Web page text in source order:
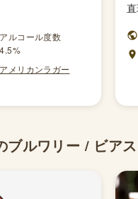
アルコール度数
4.5%
アメリカンラガー
ブルワリー / ビア